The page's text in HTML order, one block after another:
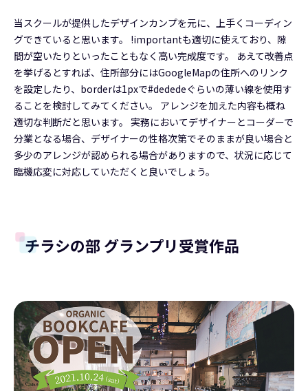
当スクールが提供したデザインカンプを元に、上手くコーディン
グできていると思います。 !importantも適切に使えており、隙
間が空いたりといったこともなく高い完成度です。 あえて改善点
を挙げるとすれば、住所部分にはGoogleMapの住所へのリンク
を設定したり、borderは1pxで#dededeぐらいの薄い線を使用す
ることを検討してみてください。 アレンジを加えた内容も概ね
適切な判断だと思います。 実務においてデザイナーとコーダーで
分業となる場合、デザイナーの性格次第でそのままが良い場合と
多少のアレンジが認められる場合がありますので、状況に応じて
臨機応変に対応していただくと良いでしょう。
チラシの部 グランプリ受賞作品